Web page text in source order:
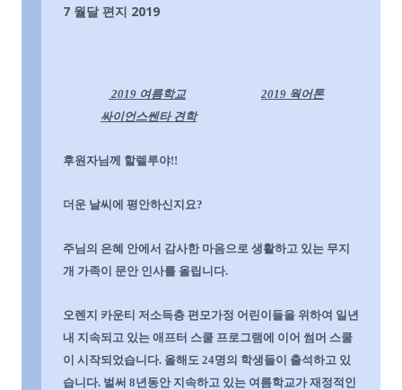
7 월달 편지 2019
2019 여름학교 2019 웍어톤
싸이언스쎈타 견학
후원자님께 할렐루야!!
더운 날씨에 평안하신지요?
주님의 은혜 안에서 감사한 마음으로 생활하고 있는 무지
개 가족이 문안 인사를 올립니다.
오렌지 카운티 저소득층 편모가정 어린이들을 위하여 일년
내 지속되고 있는 애프터 스쿨 프로그램에 이어 썸머 스쿨
이 시작되었습니다. 올해도 24명의 학생들이 출석하고 있
습니다. 벌써 8년동안 지속하고 있는 여름학교가 재정적인